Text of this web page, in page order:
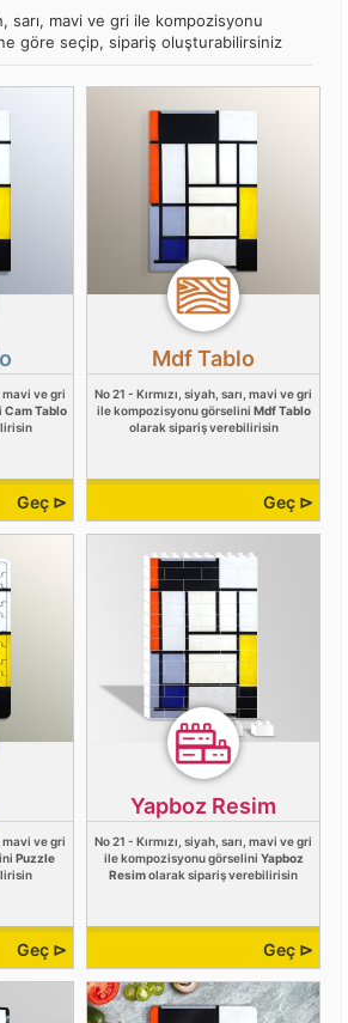
sarı, mavi ve gri ile kompozisyonu
göre seçip, sipariş oluşturabilirsiniz
mavi ve gri
Cam Tablo
Geç ⊳
Mdf Tablo
No 21 - Kırmızı, siyah, sarı, mavi ve gri
ile kompozisyonu görselini Mdf Tablo
olarak sipariş verebilirisin
Geç ⊳
mavi ve gri
Puzzle
Geç ⊳
Yapboz Resim
No 21 - Kırmızı, siyah, sarı, mavi ve gri
ile kompozisyonu görselini Yapboz
Resimolarak sipariş verebilirisin
Geç ⊳